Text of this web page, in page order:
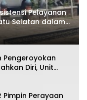
Pelayanan
Selatan dalam
Pengeroyokan
Diri, Unit
Tuntaskan
Pimpin Perayaan